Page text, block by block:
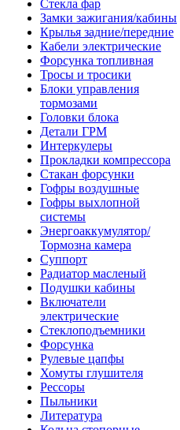
Стекла фар
Замки зажигания/кабины
Крылья задние/передние
Кабели электрические
Форсунка топливная
Тросы и тросики
Блоки управления
тормозами
Головки блока
Детали ГРМ
Интеркулеры
Прокладки компрессора
Стакан форсунки
Гофры воздушные
Гофры выхлопной
системы
Энергоаккумулятор/
Тормозна камера
Суппорт
Радиатор масленый
Подушки кабины
Включатели
электрические
Стеклоподъемники
Форсунка
Рулевые цапфы
Хомуты глушителя
Рессоры
Пыльники
Литература